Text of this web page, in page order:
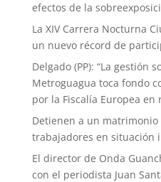
efectos de la
La XIV Carrera Nocturna
un nuevo récord de
Delgado (PP): “La gestión
Metroguagua toca fondo
por la Fiscalía Europea en
Detienen a un
trabajadores en situación
El director de Onda
con el periodista Juan